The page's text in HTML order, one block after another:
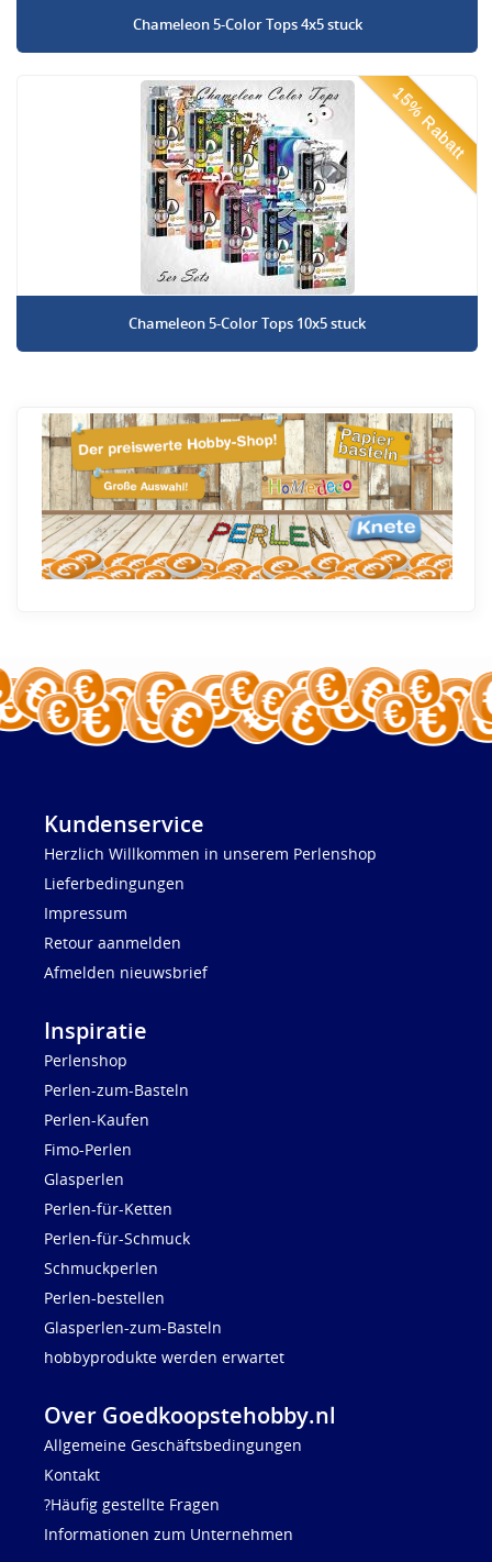
Chameleon 5-Color Tops 4x5 stuck
15% Rabatt
Chameleon 5-Color Tops 10x5 stuck
Kundenservice
Herzlich Willkommen in unserem Perlenshop
Lieferbedingungen
Impressum
Retour aanmelden
Afmelden nieuwsbrief
Inspiratie
Perlenshop
Perlen-zum-Basteln
Perlen-Kaufen
Fimo-Perlen
Glasperlen
Perlen-für-Ketten
Perlen-für-Schmuck
Schmuckperlen
Perlen-bestellen
Glasperlen-zum-Basteln
hobbyprodukte werden erwartet
Over Goedkoopstehobby.nl
Allgemeine Geschäftsbedingungen
Kontakt
?Häufig gestellte Fragen
Informationen zum Unternehmen